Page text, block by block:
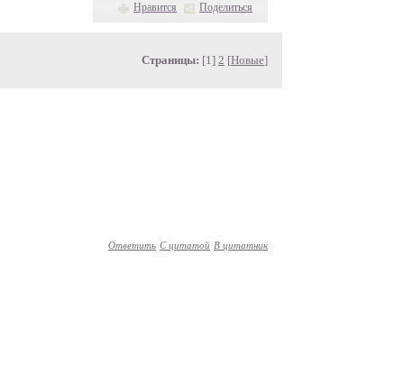
Нравится Поделиться
Страницы: [1] 2 [Новые]
Ответить С цитатой В цитатник